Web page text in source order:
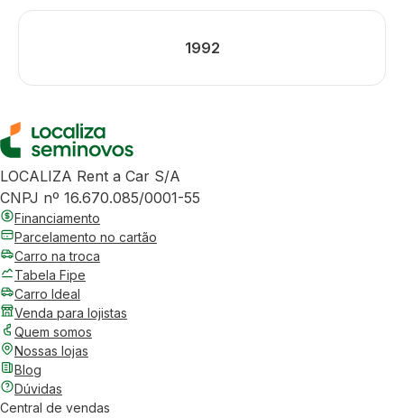
1992
LOCALIZA Rent a Car S/A
CNPJ nº 16.670.085/0001-55
Financiamento
Parcelamento no cartão
Carro na troca
Tabela Fipe
Carro Ideal
Venda para lojistas
Quem somos
Nossas lojas
Blog
Dúvidas
Central de vendas